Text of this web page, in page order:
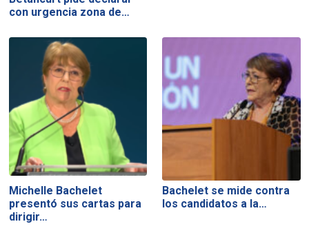
con urgencia zona de…
Michelle Bachelet
presentó sus cartas para
dirigir…
Bachelet se mide contra
los candidatos a la…